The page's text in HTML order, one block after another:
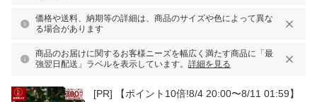
価格や送料、納期等の詳細は、商品のサイズや色によって異な
る場合があります
商品のお届けに関するお客様ニーズを幅広く満たす商品に「最
強翌日配送」ラベルを表示しています。 詳細を見る
[PR]
【ポイント10倍!8/4 20:00〜8/11 01:59】